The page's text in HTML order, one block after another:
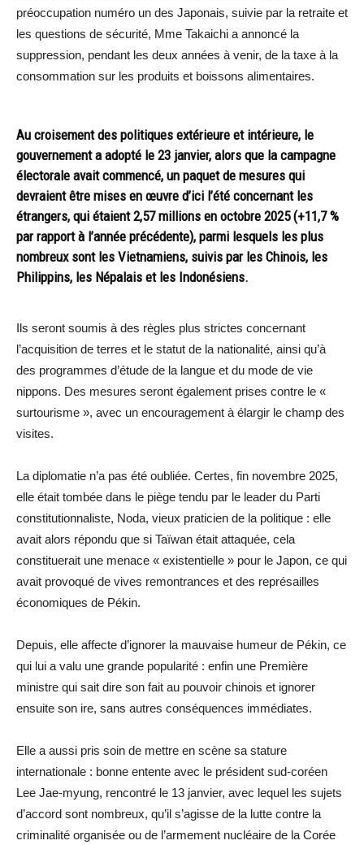
préoccupation numéro un des Japonais, suivie par la retraite et
les questions de sécurité, Mme Takaichi a annoncé la
suppression, pendant les deux années à venir, de la taxe à la
consommation sur les produits et boissons alimentaires.
Au croisement des politiques extérieure et intérieure, le
gouvernement a adopté le 23 janvier, alors que la campagne
électorale avait commencé, un paquet de mesures qui
devraient être mises en œuvre d’ici l’été concernant les
étrangers, qui étaient 2,57 millions en octobre 2025 (+11,7 %
par rapport à l’année précédente), parmi lesquels les plus
nombreux sont les Vietnamiens, suivis par les Chinois, les
Philippins, les Népalais et les Indonésiens.
Ils seront soumis à des règles plus strictes concernant
l’acquisition de terres et le statut de la nationalité, ainsi qu’à
des programmes d’étude de la langue et du mode de vie
nippons. Des mesures seront également prises contre le «
surtourisme », avec un encouragement à élargir le champ des
visites.
La diplomatie n’a pas été oubliée. Certes, fin novembre 2025,
elle était tombée dans le piège tendu par le leader du Parti
constitutionnaliste, Noda, vieux praticien de la politique : elle
avait alors répondu que si Taïwan était attaquée, cela
constituerait une menace « existentielle » pour le Japon, ce qui
avait provoqué de vives remontrances et des représailles
économiques de Pékin.
Depuis, elle affecte d’ignorer la mauvaise humeur de Pékin, ce
qui lui a valu une grande popularité : enfin une Première
ministre qui sait dire son fait au pouvoir chinois et ignorer
ensuite son ire, sans autres conséquences immédiates.
Elle a aussi pris soin de mettre en scène sa stature
internationale : bonne entente avec le président sud-coréen
Lee Jae-myung, rencontré le 13 janvier, avec lequel les sujets
d’accord sont nombreux, qu’il s’agisse de la lutte contre la
criminalité organisée ou de l’armement nucléaire de la Corée